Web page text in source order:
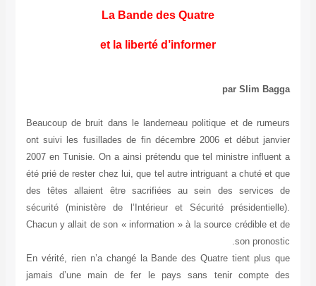
La Bande des Quatre
et la liberté d’informer
par Slim Bagga
Beaucoup de bruit dans le landerneau politique et de rumeurs
ont suivi les fusillades de fin décembre 2006 et début janvier
2007 en Tunisie. On a ainsi prétendu que tel ministre influent a
été prié de rester chez lui, que tel autre intriguant a chuté et que
des têtes allaient être sacrifiées au sein des services de
sécurité (ministère de l’Intérieur et Sécurité présidentielle).
Chacun y allait de son « information » à la source crédible et de
son pronostic.
En vérité, rien n’a changé la Bande des Quatre tient plus que
jamais d’une main de fer le pays sans tenir compte des